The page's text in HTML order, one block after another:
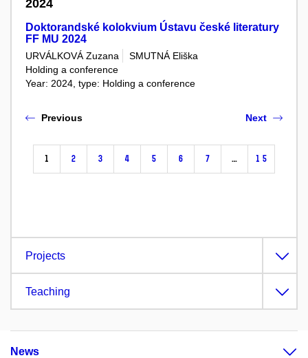
2024
Doktorandské kolokvium Ústavu české literatury
FF MU 2024
URVÁLKOVÁ Zuzana
SMUTNÁ Eliška
Holding a conference
Year: 2024, type: Holding a conference
Previous
1 2 3 4 5 6 7 … 15
Next
Projects
Teaching
News